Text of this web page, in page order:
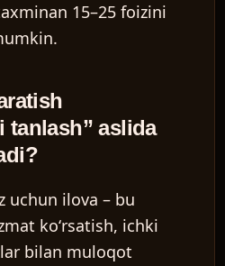
15–25 foizini
tanlash” aslida
uchun ilova – bu
koʻrsatish, ichki
bilan muloqot